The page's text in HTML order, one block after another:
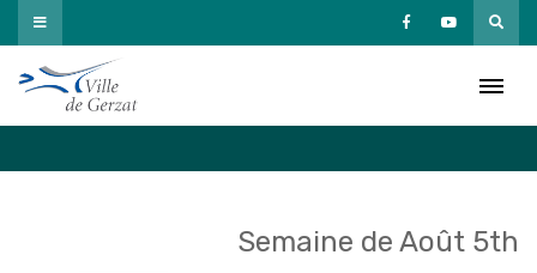
Passer
au
contenu
Semaine de Août 5th